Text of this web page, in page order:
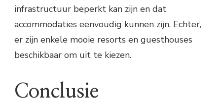
infrastructuur beperkt kan zijn en dat
accommodaties eenvoudig kunnen zijn. Echter,
er zijn enkele mooie resorts en guesthouses
beschikbaar om uit te kiezen.
Conclusie